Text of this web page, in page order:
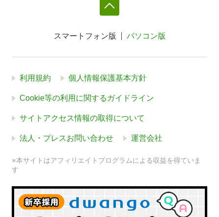
スマートフォン版 パソコン版
利用規約 個人情報保護基本方針
Cookie等の利用に関するガイドライン
サイトアクセス情報の取得について
法人・プレスお問い合わせ 運営会社
※本サイトはアフィリエイトプログラムによる収益を得ていま
す